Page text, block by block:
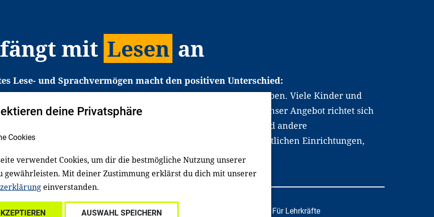
mit Lesen an
Lese- und Sprachvermögen macht den positiven Unterschied:
den Zugang zu Bildung und einem erfolgreichen Berufsleben. Viele Kinder und
in Deutschland haben aber große Schwierigkeiten dabei. Unser Angebot richtet sich
gezielt an Familien sowie an Erzieher*innen, Lehrer*innen und andere
Dafür arbeiten wir eng mit Ministerien, wissenschaftlichen Einrichtungen,
Unternehmen und anderen Stiftungen zusammen.
Über uns Spenden Für Familien Für Lehrkräfte
deine Privatsphäre
Cookies
verwendet Cookies, um dir die bestmögliche Nutzung unserer
gewährleisten. Mit deiner Zustimmung erklärst du dich mit unserer
einverstanden.
AUSWAHL SPEICHERN